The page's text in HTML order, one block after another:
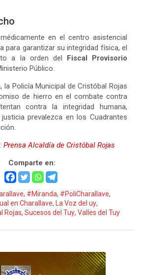
en el centro asistencial
para garantizar su integridad física, el
a la orden del Fiscal Provisorio
Público.
la Policía Municipal de Cristóbal Rojas
de hierro en el combate contra
contra la integridad humana,
prevalezca en los Cuadrantes
Prensa Alcaldía de Cristóbal Rojas
Comparte en:
, #Miranda, #PoliCharallave,
en Charallave, La Voz del uy,
Rojas, Sucesos del Tuy, Valles del Tuy